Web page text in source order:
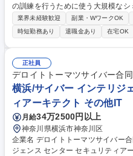
の訓練を行うために使う大規模な
観測データに基づき全国にある多
めに用いる分析用の大規模ソフトウェアの 開発等を担当して
の取り組みにおいて、主に要件定
程）を行い、社内外関係部門を活
システム統合（インテグレーション
求に基づいた電子システム構想検
計作業(仕様検討、社内外調整) 3.電
社内外調整) 4.納入後の客先支援 募集職種 ■【東京/田町】防衛向け指揮統
制ソフトウェア、訓練ソフトウェア
業界未経験歓迎 副業・WワークOK
時短勤務あり
退職金あり 在宅OK
正社員
デロイトトーマツサイバー合
横浜/サイバー インテリ
ィアーキテクト その他IT
月給34万2500円以上
神奈川県横浜市神奈川区
企業名 デロイトトーマツサイバー合同会社 求人名 横浜/サイ
ジェンス センター セキュリティアーキテクト 仕事の内容